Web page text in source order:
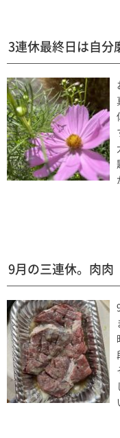
3連休最終日は自分
9月の三連休。肉肉